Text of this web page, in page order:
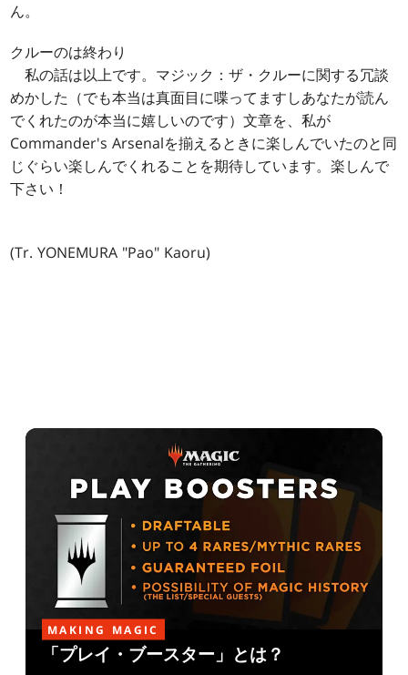
ん。
クルーのは終わり
私の話は以上です。マジック：ザ・クルーに関する冗談
めかした（でも本当は真面目に喋ってますしあなたが読ん
でくれたのが本当に嬉しいのです）文章を、私が
Commander's Arsenalを揃えるときに楽しんでいたのと同
じぐらい楽しんでくれることを期待しています。楽しんで
下さい！
(Tr. YONEMURA "Pao" Kaoru)
MAKING MAGIC
「プレイ・ブースター」とは？